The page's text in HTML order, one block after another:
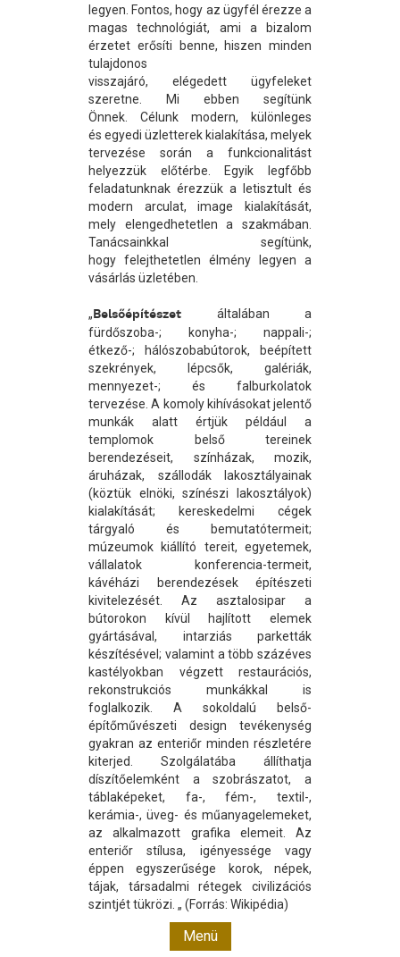
legyen. Fontos, hogy az ügyfél érezze a
magas technológiát, ami a bizalom
érzetet erősíti benne, hiszen minden
tulajdonos
visszajáró, elégedett ügyfeleket
szeretne. Mi ebben segítünk
Önnek. Célunk modern, különleges
és egyedi üzletterek kialakítása, melyek
tervezése során a funkcionalitást
helyezzük előtérbe. Egyik legfőbb
feladatunknak érezzük a letisztult és
modern arculat, image kialakítását,
mely elengedhetetlen a szakmában.
Tanácsainkkal segítünk,
hogy felejthetetlen élmény legyen a
vásárlás üzletében.
„Belsőépítészet általában a
fürdőszoba-; konyha-; nappali-;
étkező-; hálószobabútorok, beépített
szekrények, lépcsők, galériák,
mennyezet-; és falburkolatok
tervezése. A komoly kihívásokat jelentő
munkák alatt értjük például a
templomok belső tereinek
berendezéseit, színházak, mozik,
áruházak, szállodák lakosztályainak
(köztük elnöki, színészi lakosztályok)
kialakítását; kereskedelmi cégek
tárgyaló és bemutatótermeit;
múzeumok kiállító tereit, egyetemek,
vállalatok konferencia-termeit,
kávéházi berendezések építészeti
kivitelezését. Az asztalosipar a
bútorokon kívül hajlított elemek
gyártásával, intarziás parketták
készítésével; valamint a több százéves
kastélyokban végzett restaurációs,
rekonstrukciós munkákkal is
foglalkozik. A sokoldalú belső-
építőművészeti design tevékenység
gyakran az enteriőr minden részletére
kiterjed. Szolgálatába állíthatja
díszítőelemként a szobrászatot, a
táblaképeket, fa-, fém-, textil-,
kerámia-, üveg- és műanyagelemeket,
az alkalmazott grafika elemeit. Az
enteriőr stílusa, igényessége vagy
éppen egyszerűsége korok, népek,
tájak, társadalmi rétegek civilizációs
szintjét tükrözi. „ (Forrás: Wikipédia)
Menü